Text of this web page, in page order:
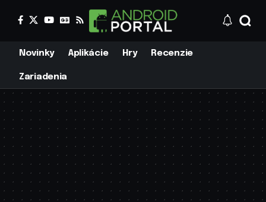
Novinky Aplikácie Hry Recenzie
Zariadenia